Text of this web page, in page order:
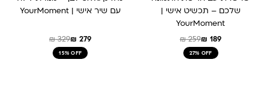
שלכם – תכשיט אישי |
YourMoment
₪259₪ 189
27% OFF
עם שיר אישי | YourMoment
₪329₪ 279
15% OFF